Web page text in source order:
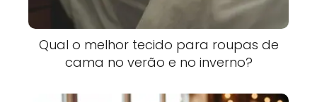
Qual o melhor tecido para roupas de
cama no verão e no inverno?